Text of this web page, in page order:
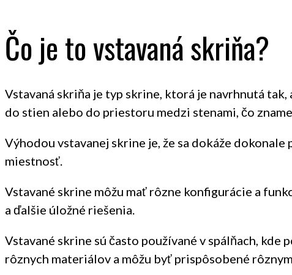
Čo je to vstavaná skriňa?
Vstavaná skriňa je typ skrine, ktorá je navrhnutá
do stien alebo do priestoru medzi stenami, čo
Výhodou vstavanej skrine je, že sa dokáže
miestnosť.
Vstavané skrine môžu mať rôzne konfigurácie a
a ďalšie úložné riešenia.
Vstavané skrine sú často používané v spálňach,
rôznych materiálov a môžu byť prispôsobené